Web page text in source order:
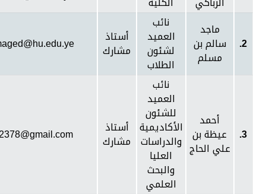
2.
ماجد
سالم بن
مسلم
نائب
العميد
لشئون
الطلاب
أستاذ
مشارك
3.
أحمد
عيظة بن
علي الحاج
نائب
العميد
للشئون
الأكاديمية
والدراسات
العليا
والبحث
العلمي
أستاذ
مشارك